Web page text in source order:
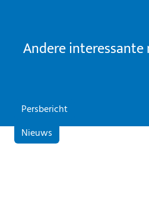
Andere
Persbericht
Nieuws